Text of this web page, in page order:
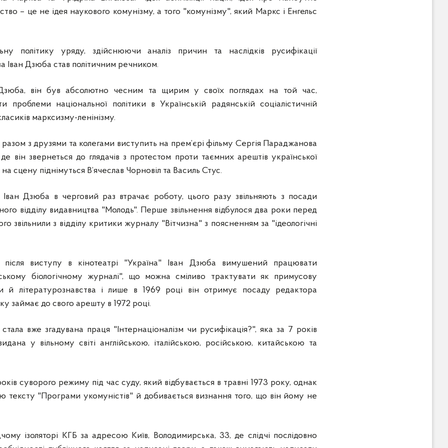
– це не ідея наукового комунізму, а того "комунізму", який Маркс і Енгельс
політику уряду, здійснюючи аналіз причин та наслідків русифікації
Іван Дзюба став політичним речником.
він був абсолютно чесним та щирим у своїх поглядах на той час,
проблеми національної політики в Українській радянській соціалістичній
марксизму-ленінізму.
з друзями та колегами виступить на прем’єрі фільму Сергія Параджанова
він звернеться до глядачів з протестом проти таємних арештів української
на сцену піднімуться В’ячеслав Чорновіл та Василь Стус.
Іван Дзюба в черговий раз втрачає роботу, цього разу звільняють з посади
відділу видавництва "Молодь". Перше звільнення відбулося два роки перед
звільнили з відділу критики журналу "Вітчизна" з поясненням за "ідеологічні
після виступу в кінотеатрі "Україна" Іван Дзюба вимушений працювати
біологічному журналі", що можна сміливо трактувати як примусову
й літературознавства і лише в 1969 році він отримує посаду редактора
займає до свого арешту в 1972 році.
вже згадувана праця "Інтернаціоналізм чи русифікація?", яка за 7 років
у вільному світі англійською, італійською, російською, китайською та
суворого режиму під час суду, який відбувається в травні 1973 року, однак
тексту "Програми укомуністів" й добивається визнання того, що він йому не
ізоляторі КГБ за адресою Київ, Володимирська, 33, де слідчі послідовно